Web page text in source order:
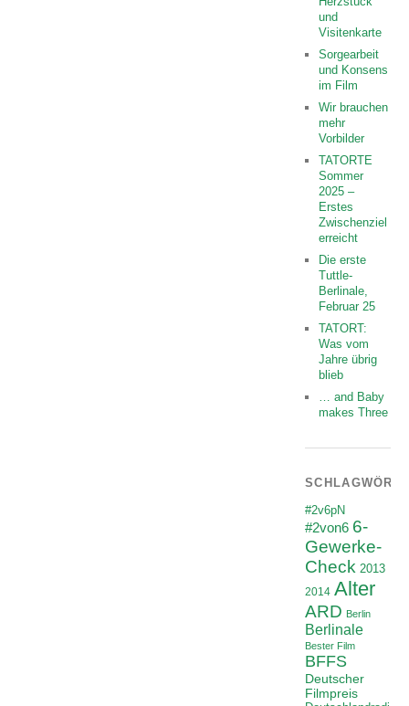
und
Visitenkarte
Sorgearbeit
und Konsens
im Film
Wir brauchen
mehr
Vorbilder
TATORTE
Sommer
2025 –
Erstes
Zwischenziel
erreicht
Die erste
Tuttle-
Berlinale,
Februar 25
TATORT:
Was vom
Jahre übrig
blieb
… and Baby
makes Three
#2v6pN
#2von6 6-
Gewerke-
Check 2013
2014 Alter
ARD Berlin
Berlinale
Bester Film
BFFS
Deutscher
Filmpreis